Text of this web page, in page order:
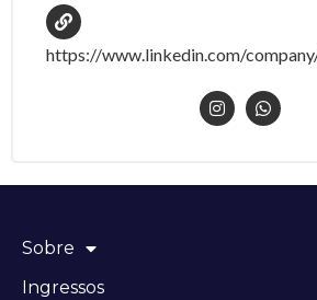
https://www.linkedin.com/
Sobre
Ingressos